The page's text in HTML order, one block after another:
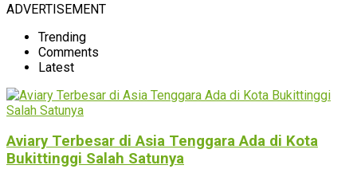
ADVERTISEMENT
Trending
Comments
Latest
Aviary Terbesar di Asia Tenggara Ada di Kota
Bukittinggi Salah Satunya